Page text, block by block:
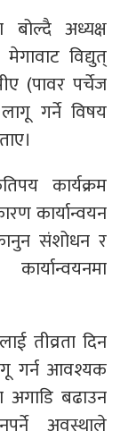
बोल्दै अध्यक्ष
विद्युत्
(पावर पर्चेज
लागू गर्ने विषय
कार्यक्रम
कार्यान्वयन
संशोधन र
तीव्रता दिन
गर्न आवश्यक
बढाउन